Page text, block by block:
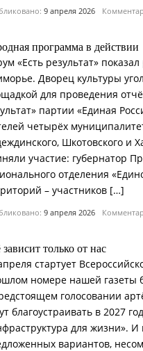
9 апреля 2026
программа в действии
«Есть результат»
Дворец культуры
для проведения
партии «Единая
четырёх
Шкотовского и
участие: губернатор
отделения
– участников […]
9 апреля 2026
только от нас
стартует
номере нашей газеты
голосовании
благоустраивать в 2027
для жизни».
вариантов,